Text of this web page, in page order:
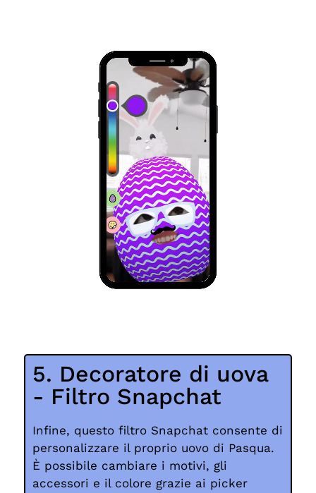
5. Decoratore di uova
- Filtro Snapchat
Infine, questo filtro Snapchat consente di
personalizzare il proprio uovo di Pasqua.
È possibile cambiare i motivi, gli
accessori e il colore grazie ai picker